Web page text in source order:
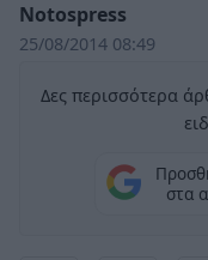
Notospress
25/08/2014 08:49
Δες περισσότερα
στα